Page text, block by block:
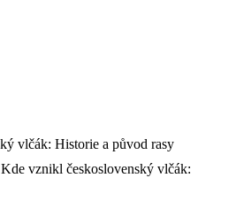
Kde vznikl československý vlčák: